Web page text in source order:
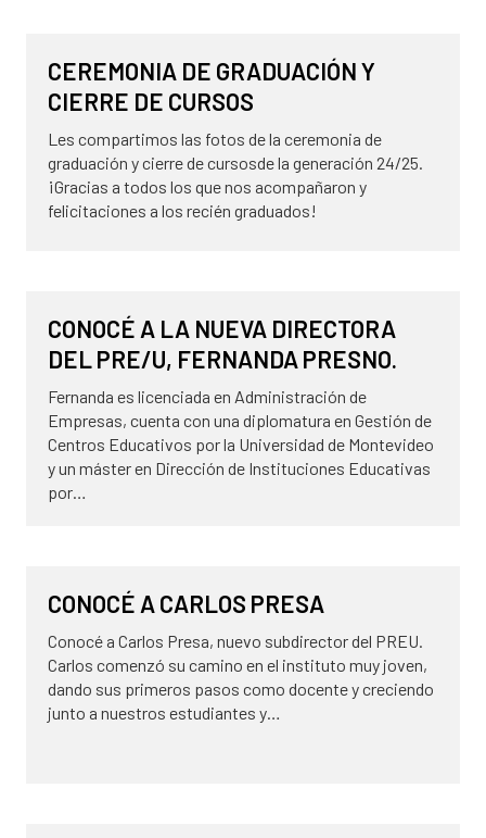
CEREMONIA DE GRADUACIÓN Y
CIERRE DE CURSOS
Les compartimos las fotos de la ceremonia de
graduación y cierre de cursosde la generación 24/25.
¡Gracias a todos los que nos acompañaron y
felicitaciones a los recién graduados!
CONOCÉ A LA NUEVA DIRECTORA
DEL PRE/U, FERNANDA PRESNO.
Fernanda es licenciada en Administración de
Empresas, cuenta con una diplomatura en Gestión de
Centros Educativos por la Universidad de Montevideo
y un máster en Dirección de Instituciones Educativas
por…
CONOCÉ A CARLOS PRESA
Conocé a Carlos Presa, nuevo subdirector del PREU.
Carlos comenzó su camino en el instituto muy joven,
dando sus primeros pasos como docente y creciendo
junto a nuestros estudiantes y…